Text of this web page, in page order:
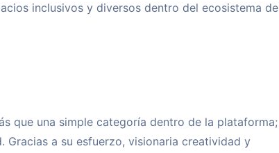
inclusivos y diversos dentro del ecosistema de
que una simple categoría dentro de la plataforma;
a su esfuerzo, visionaria creatividad y